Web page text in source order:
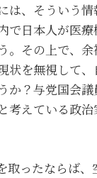
は、そういう情
で日本人が医
。その上で、
状を無視して
か？与党国会
考えている政
取ったならば